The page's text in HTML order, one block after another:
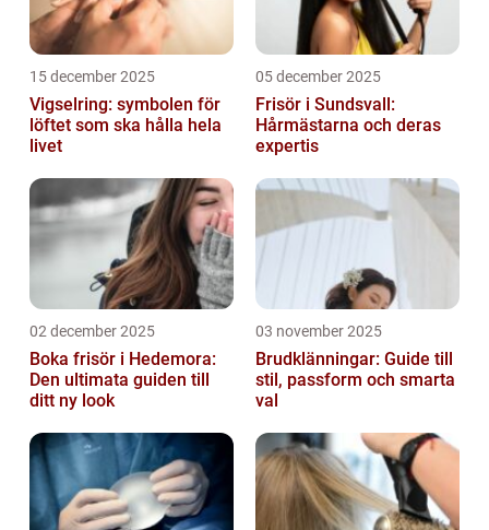
15 december 2025
Vigselring: symbolen för
löftet som ska hålla hela
livet
05 december 2025
Frisör i Sundsvall:
Hårmästarna och deras
expertis
02 december 2025
Boka frisör i Hedemora:
Den ultimata guiden till
ditt ny look
03 november 2025
Brudklänningar: Guide till
stil, passform och smarta
val